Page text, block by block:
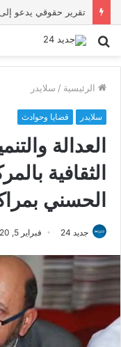
بحث
الرئيسية / سلايدر
سلايدر قضايا وحوادث
العدالة
الثقافية
الحسني
جديد 24 فبراير 5, 2020